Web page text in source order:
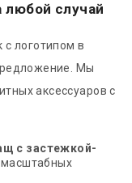
случай
логотипом в
Мы
аксессуаров с
с застежкой-